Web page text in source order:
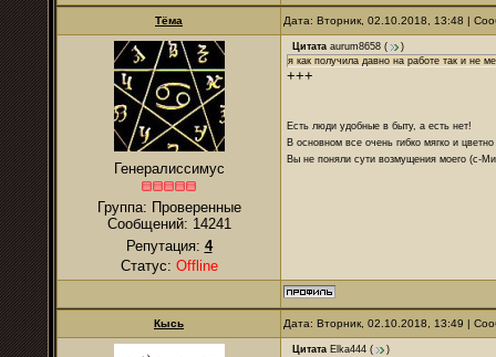
Тёма Дата: Вторник, 02.10.2018, 13:48 |
Генералиссимус
Группа: Проверенные
Сообщений: 14241
Репутация: 4
Статус: Offline
Цитата aurum8658 (
)
я как получила давно на работе так и не
+++
Есть люди удобные в быту, а есть нет!
В основном все очень гибко мягко и цветно
Вы не поняли сути возмущения моего (с-
Кысь Дата: Вторник, 02.10.2018, 13:49 |
Цитата Elka444 (
)